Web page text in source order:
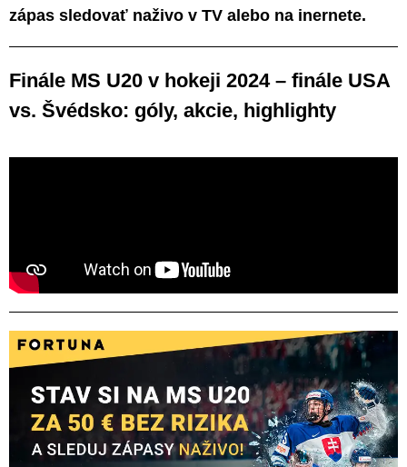
zápas sledovať naživo v TV alebo na inernete.
Finále MS U20 v hokeji 2024 – finále USA
vs. Švédsko: góly, akcie, highlighty